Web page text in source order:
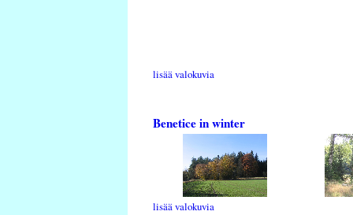
lisää valokuvia
Benetice in winter
lisää valokuvia